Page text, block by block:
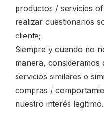
productos / servicios
realizar cuestionarios
cliente;
Siempre y cuando no
manera,
servicios similares o
compras /
nuestro interés legítimo.